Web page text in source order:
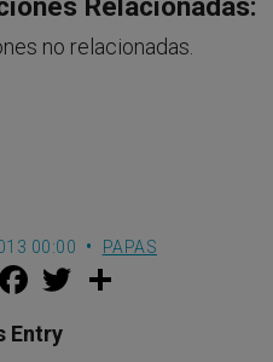
Relacionadas:
no relacionadas.
00:00 PAPAS
M
e
F
a
e
b
w
Entry